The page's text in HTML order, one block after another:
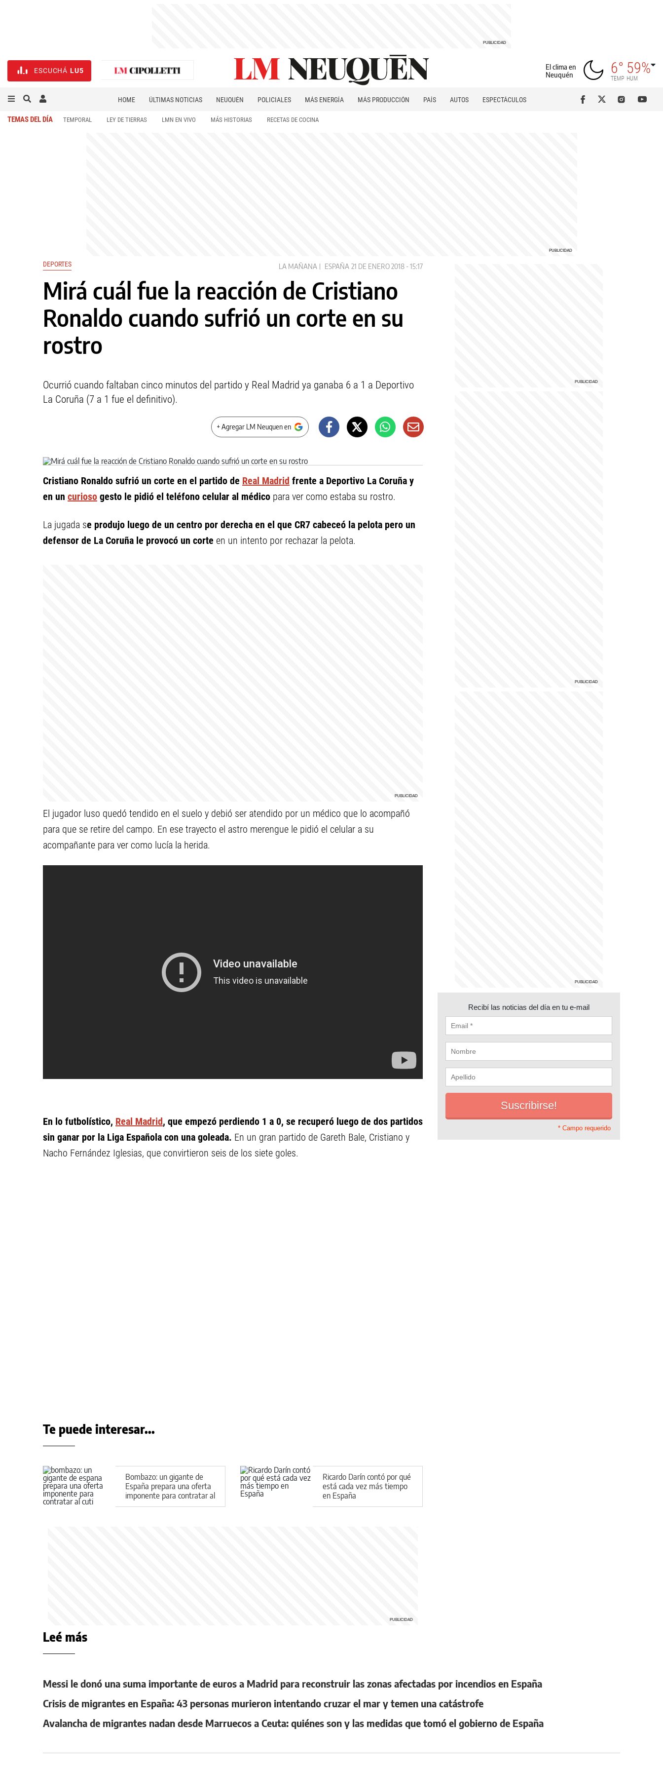
ESCUCHÁ LU5
El clima en
Neuquén
6°
TEMP
59%
HUM
HOME ÚLTIMAS NOTICIAS NEUQUÉN POLICIALES MÁS ENERGÍA MÁS PRODUCCIÓN PAÍS AUTOS
ESPECTÁCULOS
TEMAS DEL DÍA TEMPORAL LEY DE TIERRAS LMN EN VIVO MÁS HISTORIAS RECETAS DE COCINA
DEPORTES LA MAÑANA ESPAÑA 21 DE ENERO 2018 - 15:17
Mirá cuál fue la reacción de Cristiano
Ronaldo cuando sufrió un corte en su
rostro
Ocurrió cuando faltaban cinco minutos del partido y Real Madrid ya ganaba 6 a 1 a Deportivo
La Coruña (7 a 1 fue el definitivo).
+ Agregar LM Neuquen en
Cristiano Ronaldo sufrió un corte en el partido de Real Madrid frente a Deportivo La Coruña y
en un curioso gesto le pidió el teléfono celular al médico para ver como estaba su rostro.
La jugada se produjo luego de un centro por derecha en el que CR7 cabeceó la pelota pero un
defensor de La Coruña le provocó un corte en un intento por rechazar la pelota.
El jugador luso quedó tendido en el suelo y debió ser atendido por un médico que lo acompañó
para que se retire del campo. En ese trayecto el astro merengue le pidió el celular a su
acompañante para ver como lucía la herida.
En lo futbolístico, Real Madrid, que empezó perdiendo 1 a 0, se recuperó luego de dos partidos
sin ganar por la Liga Española con una goleada. En un gran partido de Gareth Bale, Cristiano y
Nacho Fernández Iglesias, que convirtieron seis de los siete goles.
Te puede interesar...
Bombazo: un gigante de
España prepara una oferta
imponente para contratar al
Cuti Romero
Ricardo Darín contó por qué
está cada vez más tiempo
en España
Recibí las noticias del día en tu e-mail
* Campo requerido
Leé más
Messi le donó una suma importante de euros a Madrid para reconstruir las zonas afectadas por incendios en España
Crisis de migrantes en España: 43 personas murieron intentando cruzar el mar y temen una catástrofe
Avalancha de migrantes nadan desde Marruecos a Ceuta: quiénes son y las medidas que tomó el gobierno de España